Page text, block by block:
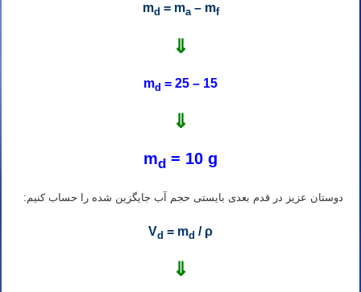
md = ma– mf
⇓
md = 25 – 15
⇓
md = 10 g
دوستان عزیز در قدم بعدی بایستی حجم آب جایگزین شده را حساب کنیم:
Vd = md / ρ
⇓